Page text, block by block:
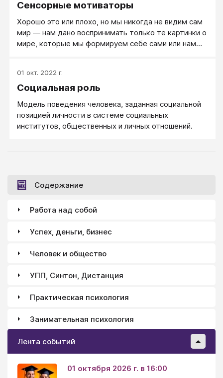
Сенсорные мотиваторы
Хорошо это или плохо, но мы никогда не видим сам
мир — нам дано воспринимать только те картинки о
мире, которые мы формируем себе сами или нам
некоторая общая сказка об этой части мира: на
ветке сидит соловей. Для японца это певец любви,
эколога — живое существо, нуждающееся в его
защите.
01 окт. 2022 г.
Социальная роль
Модель поведения человека, заданная социальной
позицией личности в системе социальных
институтов, общественных и личных отношений.
Содержание
Работа над собой
Успех, деньги, бизнес
Человек и общество
УПП, Синтон, Дистанция
Практическая психология
Занимательная психология
Лента событий
01 октября 2026 г. в 16:00